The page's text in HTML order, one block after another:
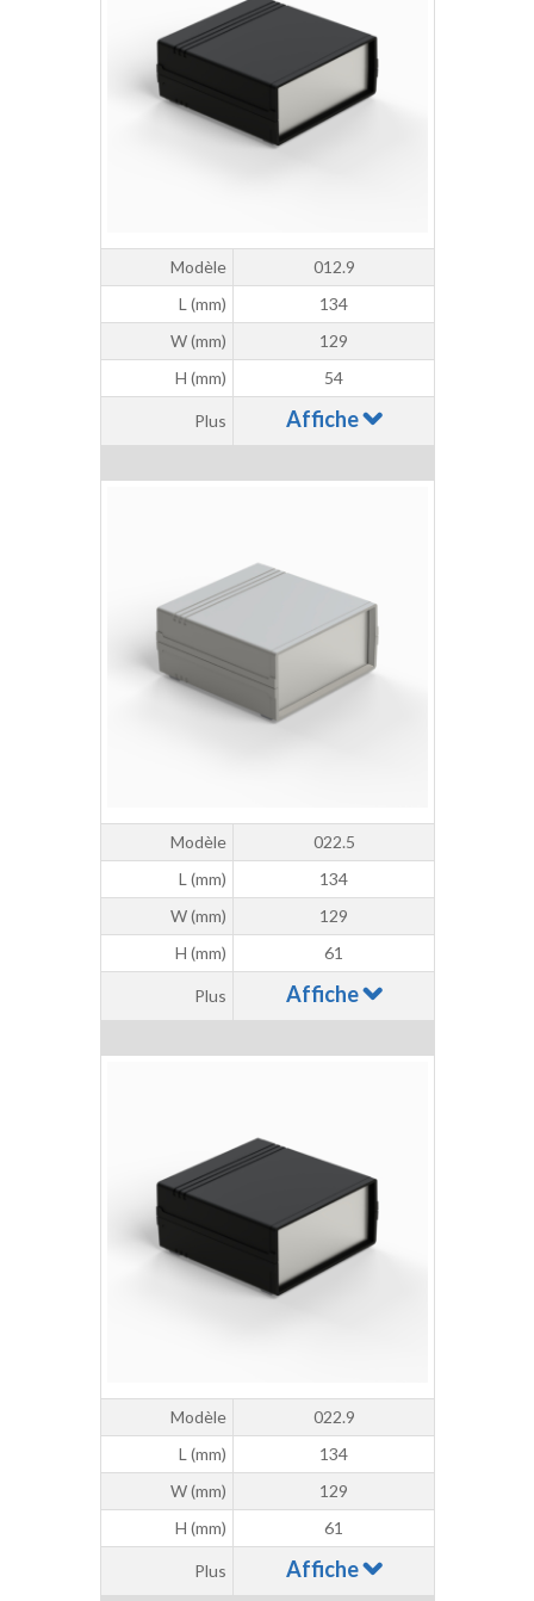
Modèle
012.9
L (mm)
134
W (mm)
129
H (mm)
54
Plus Affiche
Modèle
022.5
L (mm)
134
W (mm)
129
H (mm)
61
Plus Affiche
Modèle
022.9
L (mm)
134
W (mm)
129
H (mm)
61
Plus Affiche